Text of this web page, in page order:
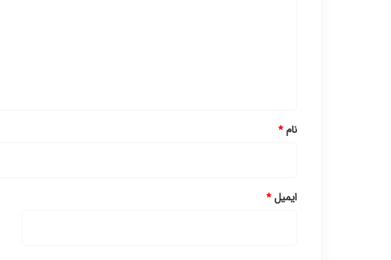
نام*
ایمیل*